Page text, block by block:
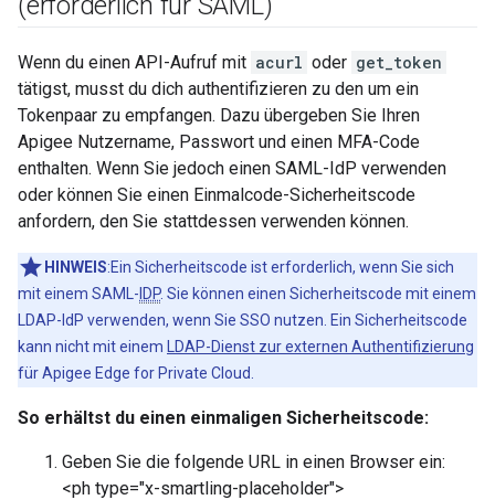
Wenn du einen API-Aufruf mit acurl oder get_token
tätigst, musst du dich authentifizieren zu den um ein
Tokenpaar zu empfangen. Dazu übergeben Sie Ihren
Apigee Nutzername, Passwort und einen MFA-Code
enthalten. Wenn Sie jedoch einen SAML-IdP verwenden
oder können Sie einen Einmalcode-Sicherheitscode
anfordern, den Sie stattdessen verwenden können.
HINWEIS:Ein Sicherheitscode ist erforderlich, wenn Sie sich
mit einem SAML- IDP. Sie können einen Sicherheitscode mit einem
LDAP-IdP verwenden, wenn Sie SSO nutzen. Ein Sicherheitscode
kann nicht mit einem
LDAP-Dienst zur externen Authentifizierung
für Apigee Edge for Private Cloud.
So erhältst du einen einmaligen Sicherheitscode:
Geben Sie die folgende URL in einen Browser ein:
<ph type="x-smartling-placeholder">